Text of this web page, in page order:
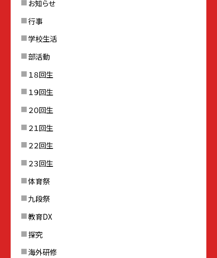
お知らせ
行事
学校生活
部活動
１８回生
１９回生
２０回生
２１回生
２２回生
２３回生
体育祭
九段祭
教育DX
探究
海外研修